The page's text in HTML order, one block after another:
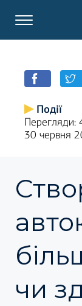
Події
Перегляди:
30 червня
чи